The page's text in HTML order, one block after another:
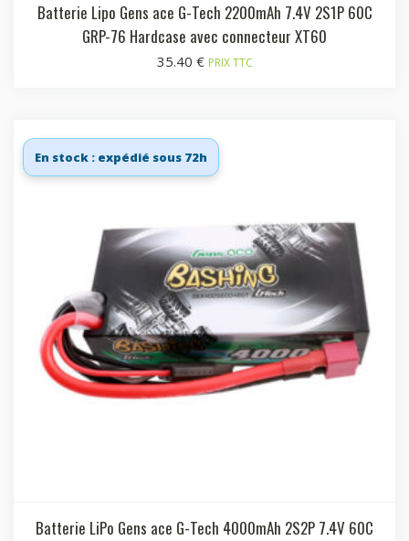
Batterie Lipo Gens ace G-Tech 2200mAh 7.4V 2S1P 60C
GRP-76 Hardcase avec connecteur XT60
35.40 € PRIX TTC
En stock : expédié sous 72h
Batterie LiPo Gens ace G-Tech 4000mAh 2S2P 7.4V 60C